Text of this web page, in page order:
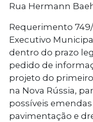
Rua Hermann
Requerimento
Executivo
dentro do prazo
pedido de
projeto do
na Nova Rússia,
possíveis
pavimentação e